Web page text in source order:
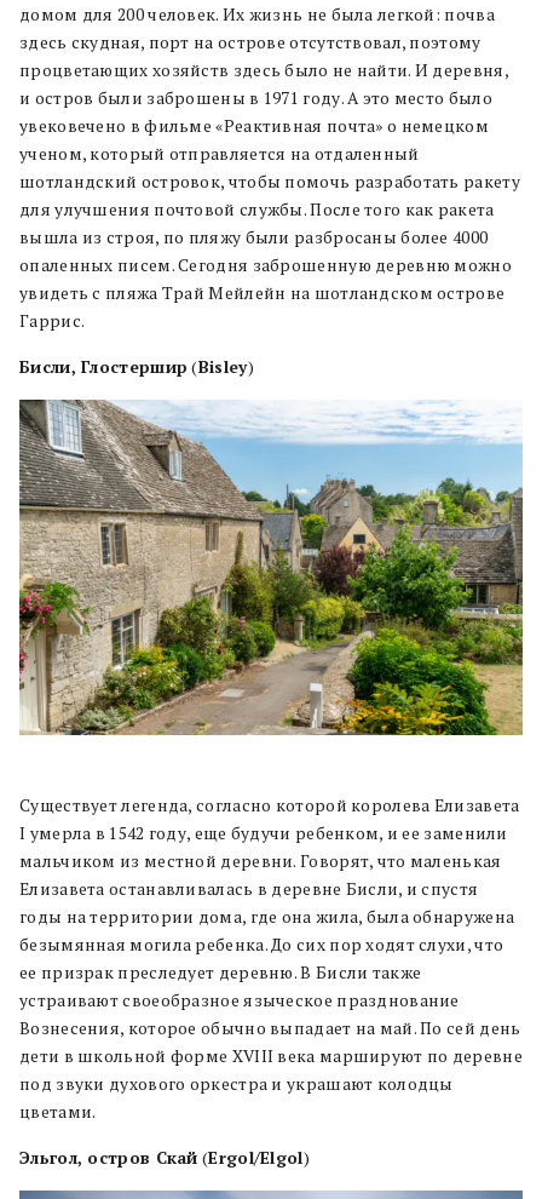
домом для 200 человек. Их жизнь не была легкой: почва
здесь скудная, порт на острове отсутствовал, поэтому
процветающих хозяйств здесь было не найти. И деревня,
и остров были заброшены в 1971 году. А это место было
увековечено в фильме «Реактивная почта» о немецком
ученом, который отправляется на отдаленный
шотландский островок, чтобы помочь разработать ракету
для улучшения почтовой службы. После того как ракета
вышла из строя, по пляжу были разбросаны более 4000
опаленных писем. Сегодня заброшенную деревню можно
увидеть с пляжа Трай Мейлейн на шотландском острове
Гаррис.
Бисли, Глостершир (Bisley)
Существует легенда, согласно которой королева Елизавета
I умерла в 1542 году, еще будучи ребенком, и ее заменили
мальчиком из местной деревни. Говорят, что маленькая
Елизавета останавливалась в деревне Бисли, и спустя
годы на территории дома, где она жила, была обнаружена
безымянная могила ребенка. До сих пор ходят слухи, что
ее призрак преследует деревню. В Бисли также
устраивают своеобразное языческое празднование
Вознесения, которое обычно выпадает на май. По сей день
дети в школьной форме XVIII века маршируют по деревне
под звуки духового оркестра и украшают колодцы
цветами.
Эльгол, остров Скай (Ergol/Elgol)